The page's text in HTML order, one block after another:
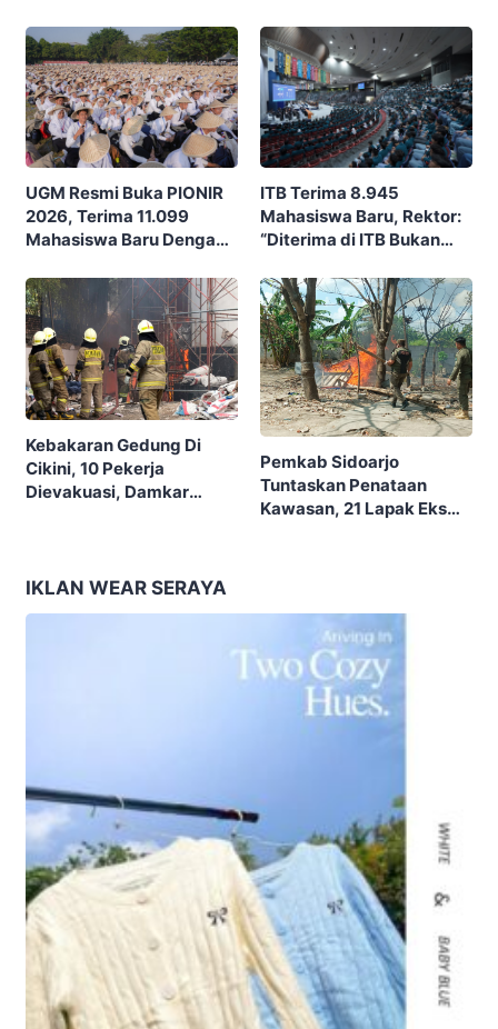
Nusantara
UGM Resmi Buka PIONIR
2026, Terima 11.099
Mahasiswa Baru Dengan
Membangun Bangsa”
ITB Terima 8.945
Mahasiswa Baru, Rektor:
“Diterima di ITB Bukan
Kebakaran Gedung Di
Cikini, 10 Pekerja
Dievakuasi, Damkar
Pemkab Sidoarjo
Tuntaskan Penataan
Kawasan, 21 Lapak Eks
IKLAN WEAR SERAYA